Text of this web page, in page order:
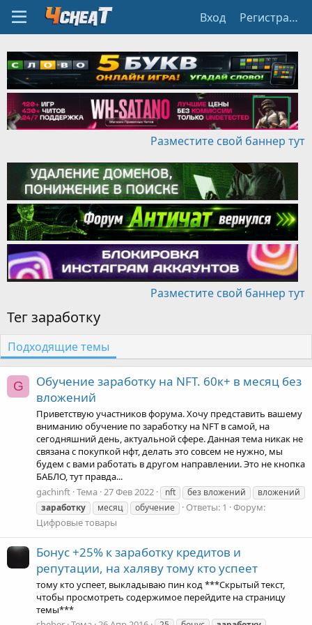
Вход Регистрация
Разместите свой баннер тут
Разместите свой баннер тут
Тег заработку
Подходящие темы
G
Обучение заработку на NFT. 60к+ в месяц без
вложений
Приветствую участников форума. Хочу представить вашему
вниманию обучение по заработку на NFT в самой, на
сегодняшний день, актуальной сфере. Данная тема никак не
связана с покупкой нфт, делать это совсем не нужно, мы
будем с вами работать в другом направлении. Это не кнопка
БАБЛО, тут правда...
gachinft Тема 27 Фев 2022 nft без вложений
вложений
заработку
месяц обучение Ответы: 1
Форум:
Цифровые товары
Бонус +25% к заработку кредитов и
репутации, на халяву тому кто успеет
тому кто успеет, выкладываю пин код ***Скрытый текст,
чтобы просмотреть содержимое перейдите на страницу
темы***